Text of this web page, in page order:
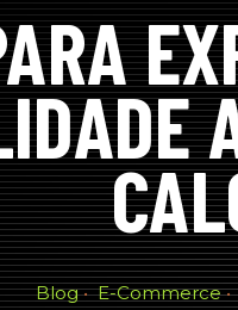
Blog E-Commerce